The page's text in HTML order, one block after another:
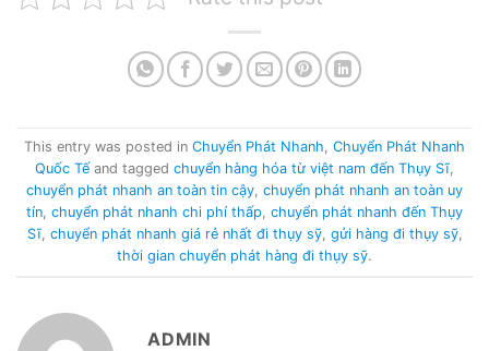
This entry was posted in Chuyển Phát Nhanh Chuyển Phát Nhanh
Quốc Tế and tagged chuyển hàng hóa từ việt nam đến Thụy Sĩ
chuyển phát nhanh an toàn tin cậy chuyển phát nhanh an toàn uy
tín chuyển phát nhanh chi phí thấp chuyển phát nhanh đến Thụy
Sĩ, chuyển phát nhanh giá rẻ nhất đi thụy sỹ, gửi hàng đi thụy sỹ,
thời gian chuyển phát hàng đi thụy sỹ.
ADMIN